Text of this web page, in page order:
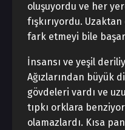
oluşuyordu ve her
fışkırıyordu.
fark etmeyi bile
İnsansı ve yeşil
Ağızlarından büyük
gövdeleri vardı ve
tıpkı orklara
olamazlardı. Kısa